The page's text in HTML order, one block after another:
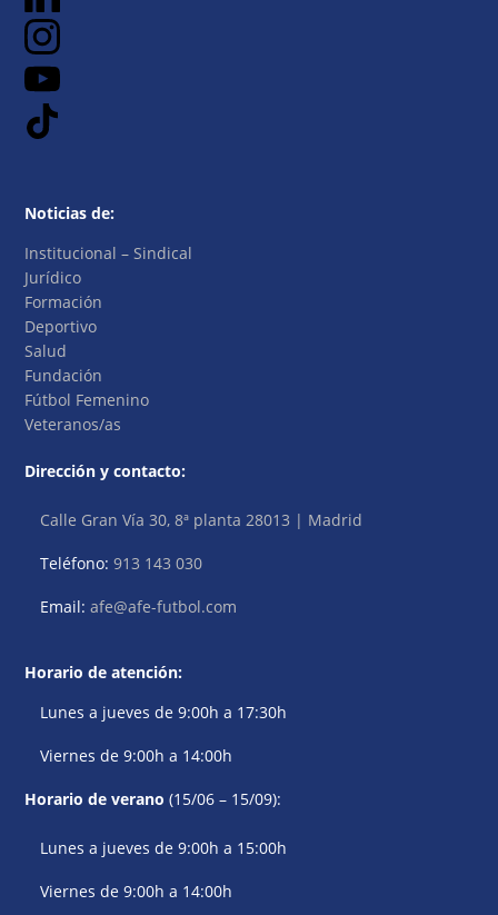
Noticias de:
Institucional – Sindical
Jurídico
Formación
Deportivo
Salud
Fundación
Fútbol Femenino
Veteranos/as
Dirección y contacto:
Calle Gran Vía 30, 8ª planta 28013 | Madrid
Teléfono:913 143 030
Email:afe@afe-futbol.com
Horario de atención:
Lunes a jueves de 9:00h a 17:30h
Viernes de 9:00h a 14:00h
Horario de verano (15/06 – 15/09):
Lunes a jueves de 9:00h a 15:00h
Viernes de 9:00h a 14:00h